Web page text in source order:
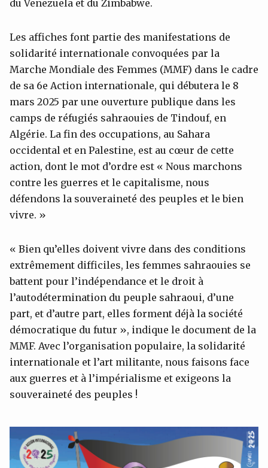
du Venezuela et du Zimbabwe.
Les affiches font partie des manifestations de
solidarité internationale convoquées par la
Marche Mondiale des Femmes (MMF) dans le cadre
de sa 6e Action internationale, qui débutera le 8
mars 2025 par une ouverture publique dans les
camps de réfugiés sahraouies de Tindouf, en
Algérie. La fin des occupations, au Sahara
occidental et en Palestine, est au cœur de cette
action, dont le mot d’ordre est « Nous marchons
contre les guerres et le capitalisme, nous
défendons la souveraineté des peuples et le bien
vivre. »
« Bien qu’elles doivent vivre dans des conditions
extrêmement difficiles, les femmes sahraouies se
battent pour l’indépendance et le droit à
l’autodétermination du peuple sahraoui, d’une
part, et d’autre part, elles forment déjà la société
démocratique du futur », indique le document de la
MMF. Avec l’organisation populaire, la solidarité
internationale et l’art militante, nous faisons face
aux guerres et à l’impérialisme et exigeons la
souveraineté des peuples !